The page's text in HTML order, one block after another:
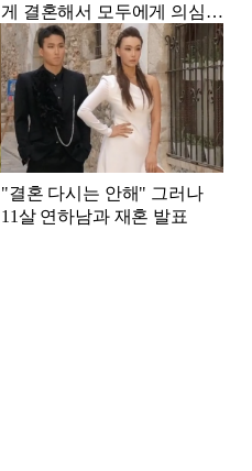
게 결혼해서 모두에게 의심
받았던 스타
"결혼 다시는 안해" 그러나
11살 연하남과 재혼 발표